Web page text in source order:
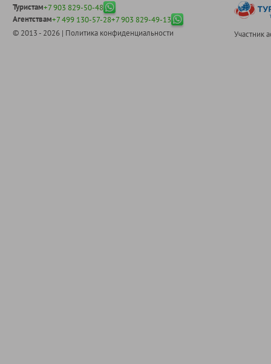
Туристам+7 903 829-50-48
Агентствам+7 499 130-57-28+7 903 829-49-13
© 2013 - 2026 | Политика конфиденциальности Участник